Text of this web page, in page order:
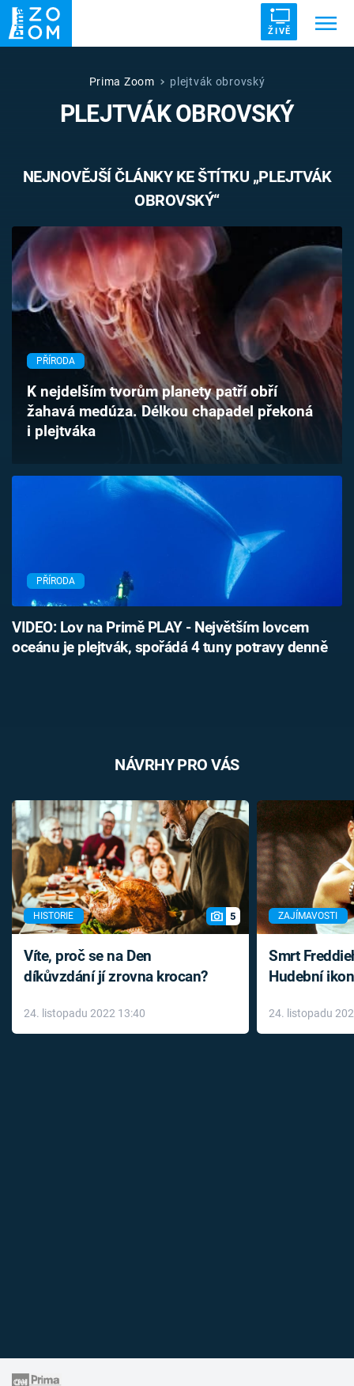
ŽIVĚ
ZRÁDCI UFO DRUHÁ SVĚTOVÁ VÁLKA
VETŘELCI DÁVNOVĚKU
Témata
Pořady
TV Program
Časopis
Sledujte prima+
Prima Zoom plejtvák obrovský
PLEJTVÁK OBROVSKÝ
NEJNOVĚJŠÍ ČLÁNKY KE ŠTÍTKU „PLEJTVÁK
OBROVSKÝ“
PŘÍRODA
K nejdelším tvorům planety patří obří
žahavá medúza. Délkou chapadel překoná
i plejtváka
PŘÍRODA
VIDEO: Lov na Primě PLAY - Největším lovcem
oceánu je plejtvák, spořádá 4 tuny potravy denně
NÁVRHY PRO VÁS
HISTORIE 5
Víte, proč se na Den
díkůvzdání jí zrovna krocan?
24. listopadu 2022 13:40
ZAJÍMAVOSTI
Smrt
Hudební
léky
24. listopadu